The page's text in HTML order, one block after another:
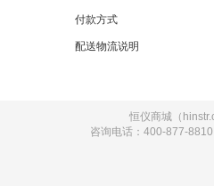
付款方式
配送物流说明
恒仪商城（
咨询电话：400-877-